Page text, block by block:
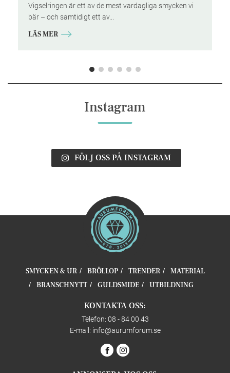
Vigselringen är ett av de mest vardagliga smycken vi
bär – och samtidigt ett av...
LÄS MER
Instagram
FÖLJ OSS PÅ INSTAGRAM
SMYCKEN & UR BRÖLLOP TRENDER
MATERIAL
BRANSCHNYTT
GULDSMIDE UTBILDNING
KONTAKTA OSS:
Telefon: 08 - 84 00 43
E-mail: info@aurumforum.se